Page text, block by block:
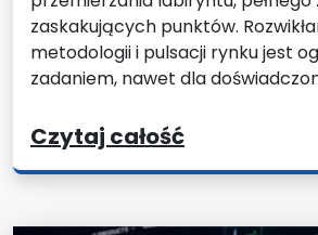
zaskakujących punktów.
metodologii i pulsacji rynku jest
zadaniem, nawet dla
Czytaj całość